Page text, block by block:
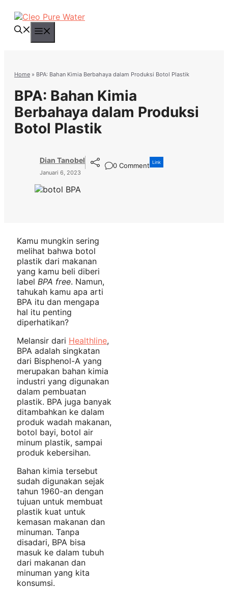
Home » BPA: Bahan Kimia Berbahaya dalam Produksi Botol Plastik
BPA: Bahan Kimia
Berbahaya dalam Produksi
Botol Plastik
Dian Tanobel
Januari 6, 2023
0 Comment Link
Kamu mungkin sering
melihat bahwa botol
plastik dari makanan
yang kamu beli diberi
label BPA free. Namun,
tahukah kamu apa arti
BPA itu dan mengapa
hal itu penting
diperhatikan?
Melansir dari Healthline,
BPA adalah singkatan
dari Bisphenol-A yang
merupakan bahan kimia
industri yang digunakan
dalam pembuatan
plastik. BPA juga banyak
ditambahkan ke dalam
produk wadah makanan,
botol bayi, botol air
minum plastik, sampai
produk kebersihan.
Bahan kimia tersebut
sudah digunakan sejak
tahun 1960-an dengan
tujuan untuk membuat
plastik kuat untuk
kemasan makanan dan
minuman. Tanpa
disadari, BPA bisa
masuk ke dalam tubuh
dari makanan dan
minuman yang kita
konsumsi.